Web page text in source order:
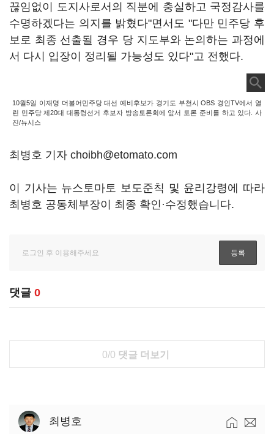
끊임없이 도지사로서의 직분에 충실하고 국정감사를
수명하겠다는 의지를 밝혔다"면서도 "다만 민주당 후
보로 최종 선출될 경우 당 지도부와 논의하는 과정에
서 다시 입장이 정리될 가능성도 있다"고 전했다.
10월5일 이재명 더불어민주당 대선 예비후보가 경기도 부천시 OBS 경인TV에서 열
린 민주당 제20대 대통령선거 후보자 방송토론회에 앞서 토론 준비를 하고 있다. 사
진/뉴시스
최병호 기자 choibh@etomato.com
이 기사는 뉴스토마토 보도준칙 및 윤리강령에 따라
최병호 공동체부장이 최종 확인·수정했습니다.
댓글 0
0/0 댓글 더보기
최병호